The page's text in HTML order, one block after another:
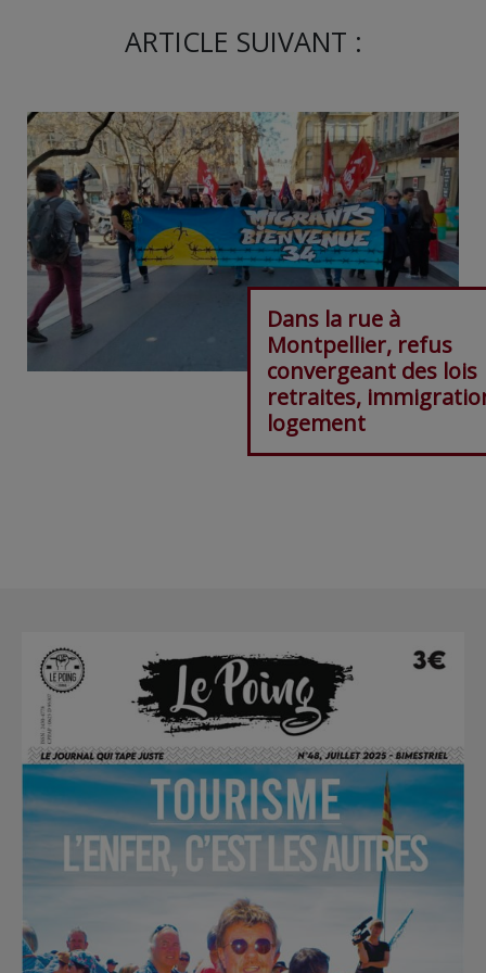
ARTICLE SUIVANT :
Dans la rue à
Montpellier, refus
convergeant des lois
retraites,
logement